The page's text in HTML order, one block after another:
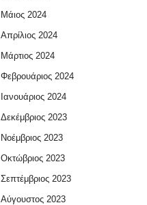
Μάιος 2024
Απρίλιος 2024
Μάρτιος 2024
Φεβρουάριος 2024
Ιανουάριος 2024
Δεκέμβριος 2023
Νοέμβριος 2023
Οκτώβριος 2023
Σεπτέμβριος 2023
Αύγουστος 2023